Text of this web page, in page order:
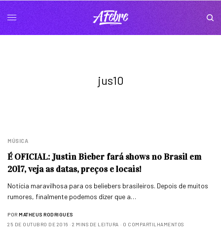
jus10
MÚSICA
É OFICIAL: Justin Bieber fará shows no Brasil em
2017, veja as datas, preços e locais!
Notícia maravilhosa para os beliebers brasileiros. Depois de muitos
rumores, finalmente podemos dizer que a…
POR MATHEUS RODRIGUES
25 DE OUTUBRO DE 2016
2 MINS DE LEITURA 0 COMPARTILHAMENTOS